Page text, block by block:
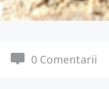
0 Comentarii